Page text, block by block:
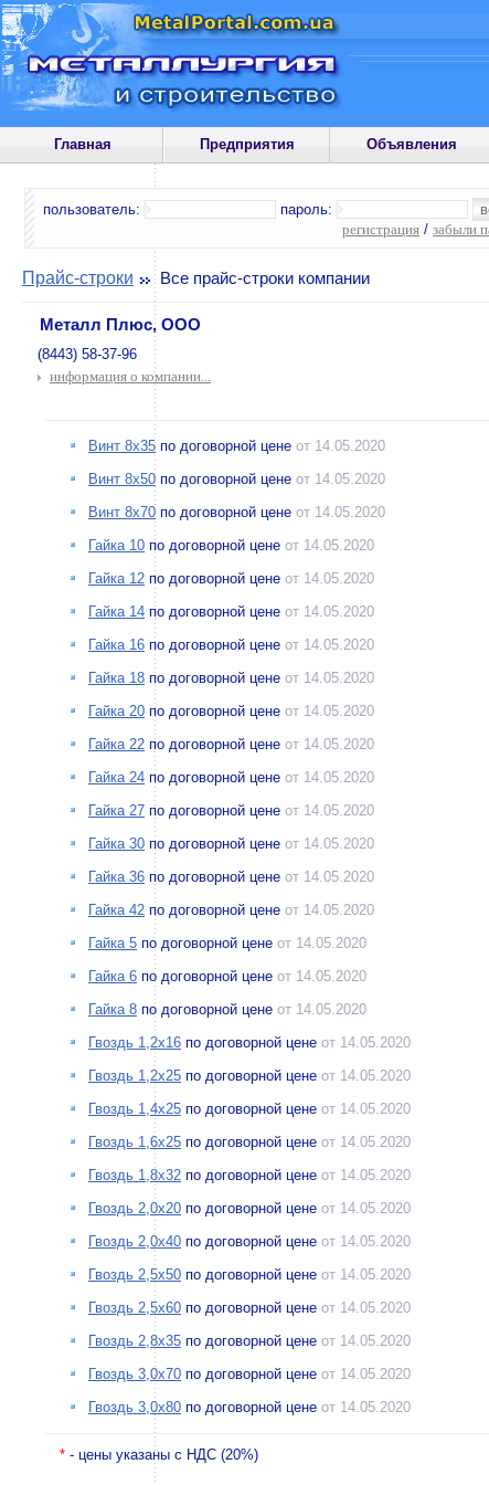
Главная Предприятия Объявления
пользователь:
пароль:
регистрация / забыли
Прайс-строки Все прайс-строки компании
Металл Плюс, ООО
(8443) 58-37-96
информация о компании...
Винт 8х35 по договорной цене от 14.05.2020
Винт 8х50 по договорной цене от 14.05.2020
Винт 8х70 по договорной цене от 14.05.2020
Гайка 10 по договорной цене от 14.05.2020
Гайка 12 по договорной цене от 14.05.2020
Гайка 14 по договорной цене от 14.05.2020
Гайка 16 по договорной цене от 14.05.2020
Гайка 18 по договорной цене от 14.05.2020
Гайка 20 по договорной цене от 14.05.2020
Гайка 22 по договорной цене от 14.05.2020
Гайка 24 по договорной цене от 14.05.2020
Гайка 27 по договорной цене от 14.05.2020
Гайка 30 по договорной цене от 14.05.2020
Гайка 36 по договорной цене от 14.05.2020
Гайка 42 по договорной цене от 14.05.2020
Гайка 5 по договорной цене от 14.05.2020
Гайка 6 по договорной цене от 14.05.2020
Гайка 8 по договорной цене от 14.05.2020
Гвоздь 1,2х16 по договорной цене от 14.05.2020
Гвоздь 1,2х25 по договорной цене от 14.05.2020
Гвоздь 1,4х25 по договорной цене от 14.05.2020
Гвоздь 1,6х25 по договорной цене от 14.05.2020
Гвоздь 1,8х32 по договорной цене от 14.05.2020
Гвоздь 2,0х20 по договорной цене от 14.05.2020
Гвоздь 2,0х40 по договорной цене от 14.05.2020
Гвоздь 2,5х50 по договорной цене от 14.05.2020
Гвоздь 2,5х60 по договорной цене от 14.05.2020
Гвоздь 2,8х35 по договорной цене от 14.05.2020
Гвоздь 3,0х70 по договорной цене от 14.05.2020
Гвоздь 3,0х80 по договорной цене от 14.05.2020
* - цены указаны с НДС (20%)